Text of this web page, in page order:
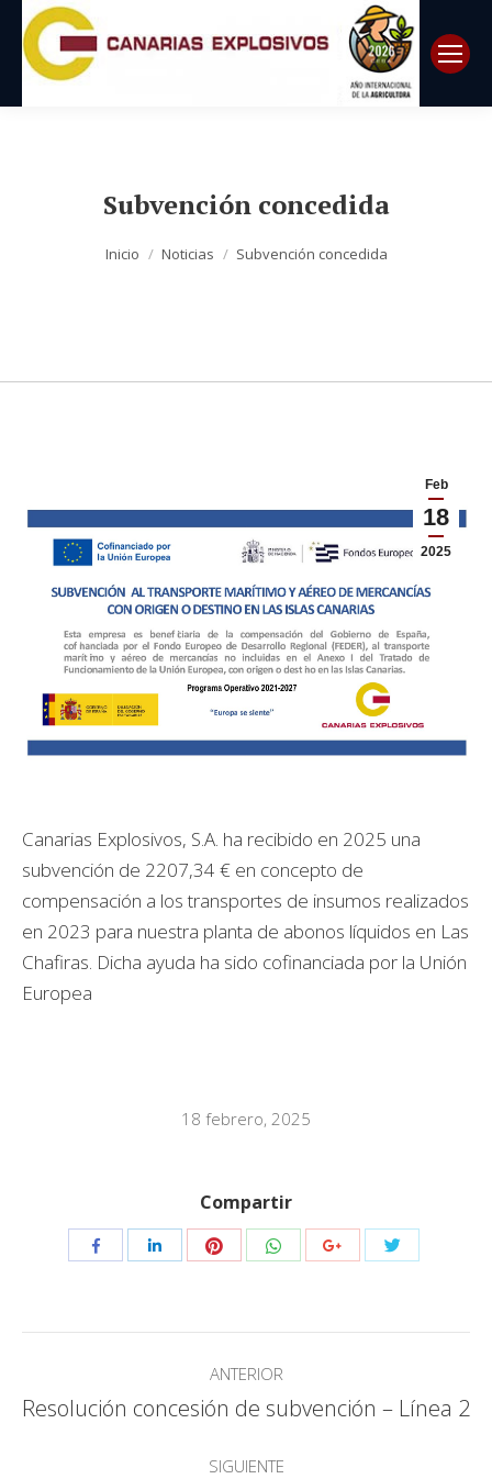
Subvención concedida
Inicio Noticias Subvención concedida
Feb
18
2025
Canarias Explosivos, S.A. ha recibido en 2025 una
subvención de 2207,34 € en concepto de
compensación a los transportes de insumos realizados
en 2023 para nuestra planta de abonos líquidos en Las
Chafiras. Dicha ayuda ha sido cofinanciada por la Unión
Europea
18 febrero, 2025
Compartir
CompartirCompartirCompartirCompartir CompartirCompartir
Navegación
entre
publicaciones
ANTERIOR
Publicación
Resolución concesión de subvención – Línea 2
SIGUIENTE